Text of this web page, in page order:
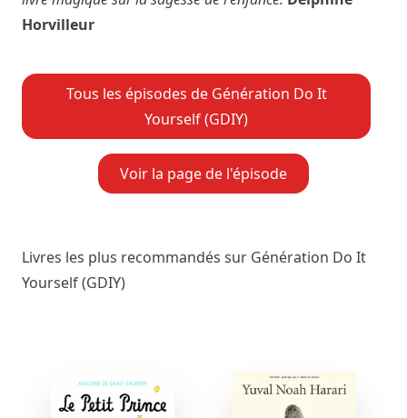
Horvilleur
Tous les épisodes de Génération Do It
Yourself (GDIY)
Voir la page de l'épisode
Livres les plus recommandés sur Génération Do It
Yourself (GDIY)